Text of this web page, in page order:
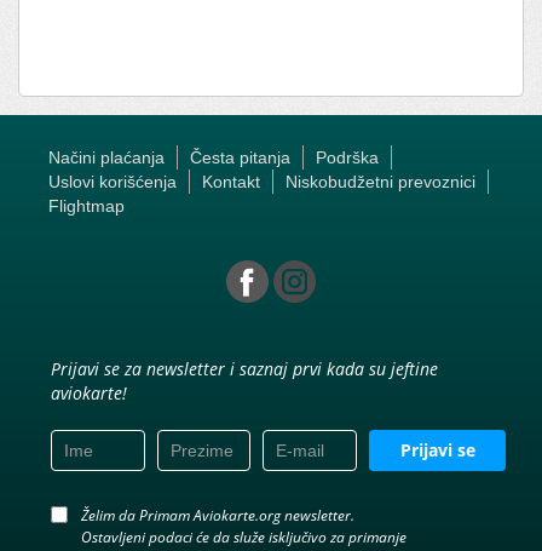
Načini plaćanja Česta pitanja
Podrška
Uslovi korišćenja
Kontakt
Niskobudžetni prevoznici
Flightmap
Prijavi se za newsletter i saznaj prvi kada su jeftine
aviokarte!
Prijavi se
Želim da Primam Aviokarte.org newsletter.
Ostavljeni podaci će da služe isključivo za primanje